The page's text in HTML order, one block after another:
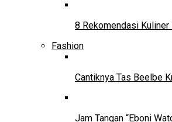
8 Rekomendasi
Fashion
Cantiknya Tas Beelbe
Jam Tangan “Eboni